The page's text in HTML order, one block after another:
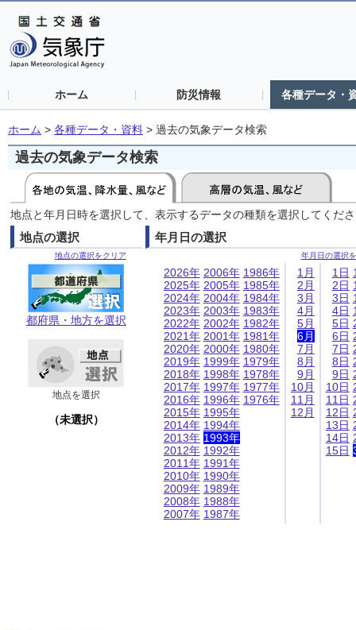
ホーム 防災情報 各種データ・
ホーム > 各種データ・資料 > 過去の気象データ検索
過去の気象データ検索
地点と年月日時を選択して、表示するデータの種類を選択してくだ
地点の選択
地点の選択をクリア
都府県・地方を選択
地点を選択
（未選択）
年月日の選択
年月日の選択
2026年
2025年
2024年
2023年
2022年
2021年
2020年
2019年
2018年
2017年
2016年
2015年
2014年
2013年
2012年
2011年
2010年
2009年
2008年
2007年
2006年
2005年
2004年
2003年
2002年
2001年
2000年
1999年
1998年
1997年
1996年
1995年
1994年
1993年
1992年
1991年
1990年
1989年
1988年
1987年
1986年
1985年
1984年
1983年
1982年
1981年
1980年
1979年
1978年
1977年
1976年
1月
2月
3月
4月
5月
6月
7月
8月
9月
10月
11月
12月
1日
2日
3日
4日
5日
6日
7日
8日
9日
10日
11日
12日
13日
14日
15日